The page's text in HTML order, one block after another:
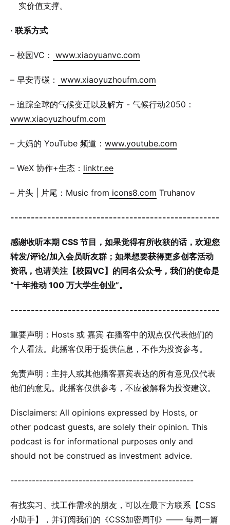
实价值支撑。
· 联系方式
– 校园VC： www.xiaoyuanvc.com
– 早安青碳： www.xiaoyuzhoufm.com
– 追踪全球的气候变迁以及解方 - 气候行动2050：
www.xiaoyuzhoufm.com
– 大妈的 YouTube 频道： www.youtube.com
– WeX 协作+生态： linktr.ee
– 片头 | 片尾：Music from icons8.com Truhanov
---------------------------------------------------
感谢收听本期 CSS 节目，如果觉得有所收获的话，欢迎您
转发/评论/加入会员听友群；如果想要获得更多创客活动
资讯，也请关注【校园VC】的同名公众号，我们的使命是
“十年推动 100 万大学生创业”。
---------------------------------------------------
重要声明：Hosts 或 嘉宾 在播客中的观点仅代表他们的
个人看法。此播客仅用于提供信息，不作为投资参考。
免责声明：主持人或其他播客嘉宾表达的所有意见仅代表
他们的意见。此播客仅供参考，不应被解释为投资建议。
Disclaimers: All opinions expressed by Hosts, or
other podcast guests, are solely their opinion. This
podcast is for informational purposes only and
should not be construed as investment advice.
---------------------------------------------------
有找实习、找工作需求的朋友，可以在最下方联系【CSS
小助手】，并订阅我们的《CSS加密周刊》—— 每周一篇